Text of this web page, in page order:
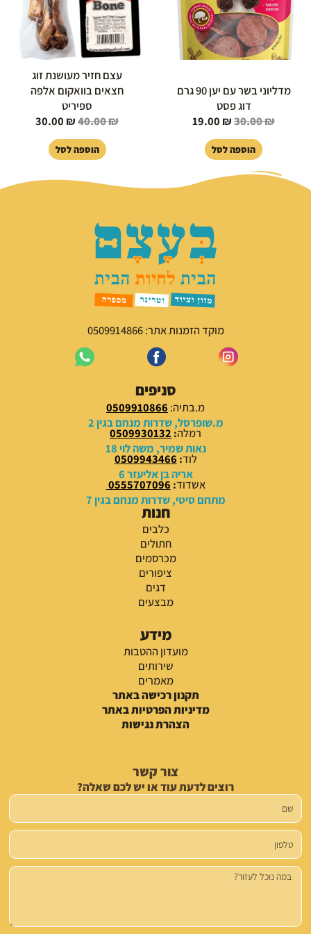
מדליוני בשר עם יען 90 גרם
דוג פסט
30.00₪
19.00 ₪
הוספה לסל
עצם חזיר מעושנת זוג
חצאים בוואקום אלפה
ספיריט
40.00₪
30.00 ₪
הוספה לסל
מוקד הזמנות אתר: 0509914866
סניפים
מ.בתיה: 0509910866
מ.שופרסל, שדרות מנחם בגין 2
רמלה:
0509930132
נאות שמיר, משה לוי 18
לוד:
0509943466
אריה בן אליעזר 6
אשדוד:
0555707096
מתחם סיטי, שדרות מנחם בגין 7
חנות
כלבים
חתולים
מכרסמים
ציפורים
דגים
מבצעים
מידע
מועדון ההטבות
שירותים
מאמרים
תקנון רכישה באתר
מדיניות הפרטיות באתר
הצהרת נגישות
צור קשר
רוצים לדעת עוד או יש לכם שאלה?
שם
טלפון
הודעה